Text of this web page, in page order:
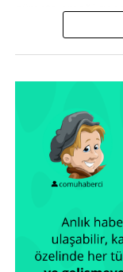
süreçte emeği
Erenoğlu,
aidiyetimizi
çıtaya
olarak artacak.
alanında en iyi